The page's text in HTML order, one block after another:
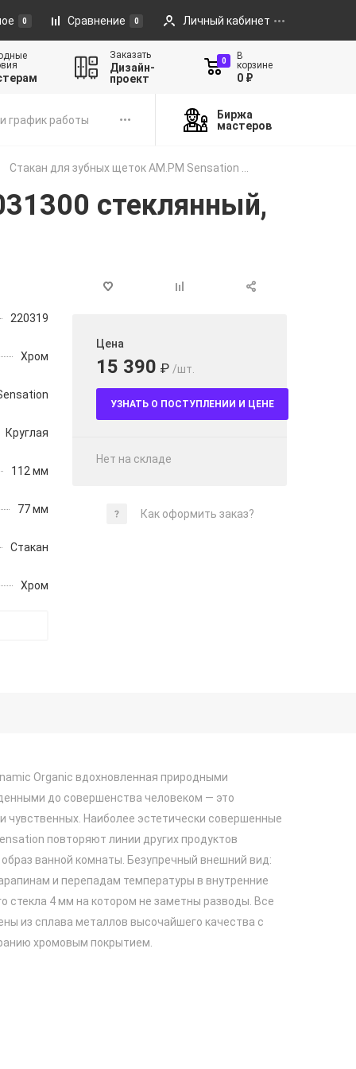
0 Сравнение 0 Личный кабинет
Заказать
Дизайн-
проект
0
В
корзине
0 ₽
график работы
Биржа
мастеров
Стакан для зубных щеток AM.PM Sensation ...
стеклянный,
220319
Хром
Круглая
112 мм
77 мм
Стакан
Хром
Цена
15 390 ₽ /шт.
УЗНАТЬ О ПОСТУПЛЕНИИ И ЦЕНЕ
Нет на складе
Как оформить заказ?
Organic вдохновленная природными
до совершенства человеком — это
чувственных. Наиболее эстетически совершенные
повторяют линии других продуктов
ванной комнаты. Безупречный внешний вид:
и перепадам температуры в внутренние
стекла 4 мм на котором не заметны разводы. Все
из сплава металлов высочайшего качества с
хромовым покрытием.